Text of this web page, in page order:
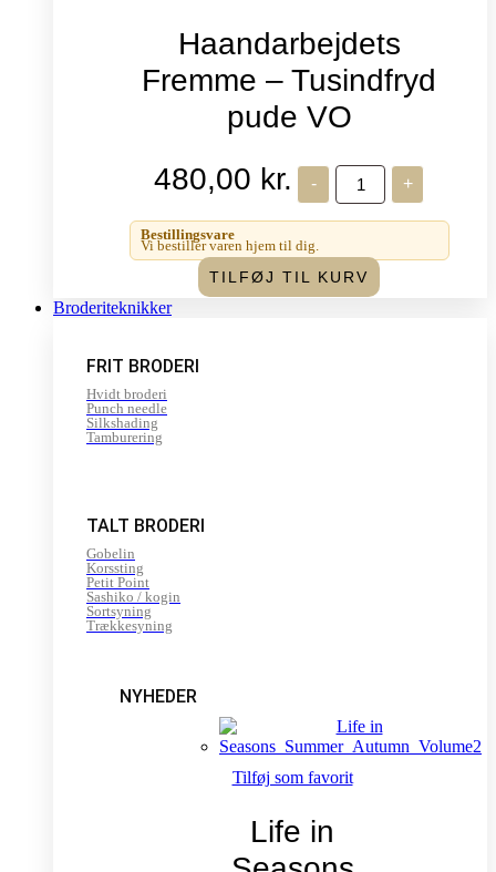
Haandarbejdets
Fremme – Tusindfryd
pude VO
480,00 kr. -
Haandarbejdets
Fremme
-
Tusindfryd
VO
antal
+
Bestillingsvare
Vi bestiller varen hjem til dig.
TILFØJ TIL KURV
Broderiteknikker
FRIT BRODERI
Hvidt broderi
Punch needle
Silkshading
Tamburering
TALT BRODERI
Gobelin
Korssting
Petit Point
Sashiko / kogin
Sortsyning
Trækkesyning
NYHEDER
Tilføj som favorit
Life in